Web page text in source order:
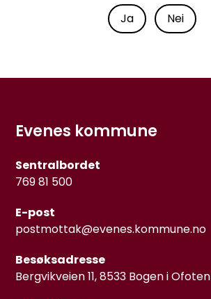
Ja
Nei
Evenes kommune
Sentralbordet
769 81 500
E-post
postmottak@evenes.kommune.no
Besøksadresse
Bergvikveien 11, 8533 Bogen i Ofoten